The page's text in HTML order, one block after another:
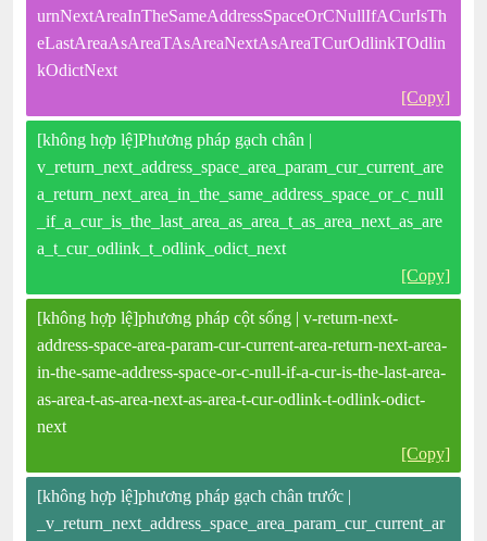
urnNextAreaInTheSameAddressSpaceOrCNullIfACurIsTh
eLastAreaAsAreaTAsAreaNextAsAreaTCurOdlinkTOdlin
kOdictNext
[Copy]
[không hợp lệ]Phương pháp gạch chân |
v_return_next_address_space_area_param_cur_current_are
a_return_next_area_in_the_same_address_space_or_c_null
_if_a_cur_is_the_last_area_as_area_t_as_area_next_as_are
a_t_cur_odlink_t_odlink_odict_next
[Copy]
[không hợp lệ]phương pháp cột sống | v-return-next-
address-space-area-param-cur-current-area-return-next-area-
in-the-same-address-space-or-c-null-if-a-cur-is-the-last-area-
as-area-t-as-area-next-as-area-t-cur-odlink-t-odlink-odict-
next
[Copy]
[không hợp lệ]phương pháp gạch chân trước |
_v_return_next_address_space_area_param_cur_current_ar